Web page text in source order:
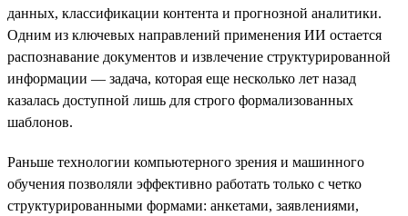
данных, классификации контента и прогнозной аналитики.
Одним из ключевых направлений применения ИИ остается
распознавание документов и извлечение структурированной
информации — задача, которая еще несколько лет назад
казалась доступной лишь для строго формализованных
шаблонов.
Раньше технологии компьютерного зрения и машинного
обучения позволяли эффективно работать только с четко
структурированными формами: анкетами, заявлениями,